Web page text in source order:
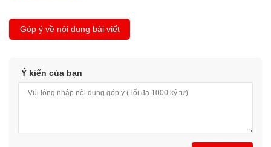
Góp ý về nội dung bài viết
Ý kiến của bạn